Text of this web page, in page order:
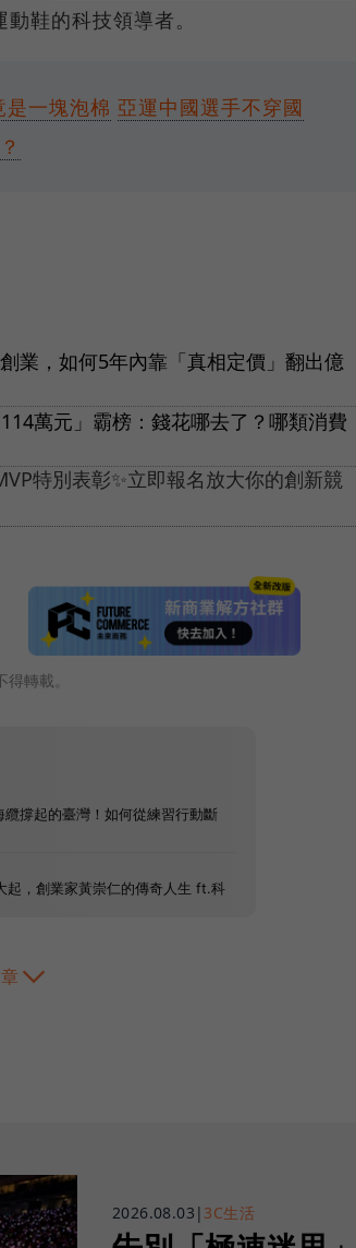
鞋的科技領導者。
一塊泡棉 亞運中國選手不穿國
業，如何5年內靠「真相定價」翻出億
萬元」霸榜：錢花哪去了？哪類消費
特別表彰✨立即報名放大你的創新競
轉載。
2026.08.03 | 3C生活